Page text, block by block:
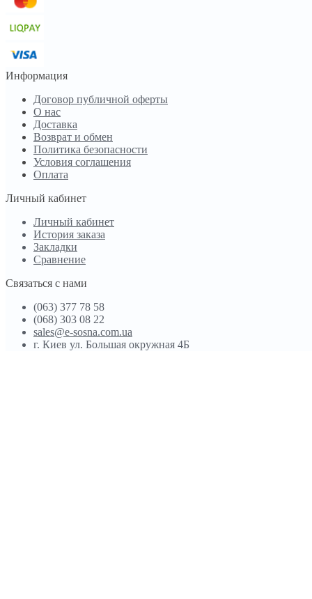
Информация
Договор публичной оферты
О нас
Доставка
Возврат и обмен
Политика безопасности
Условия соглашения
Оплата
Личный кабинет
Личный кабинет
История заказа
Закладки
Сравнение
Связаться с нами
(063) 377 78 58
(068) 303 08 22
sales@e-sosna.com.ua
г. Киев ул. Большая окружная 4Б